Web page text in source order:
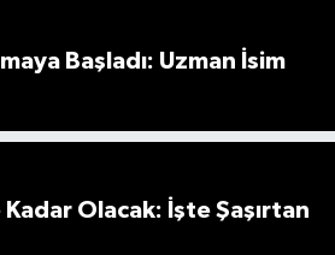
Başladı: Uzman İsim
Olacak: İşte Şaşırtan